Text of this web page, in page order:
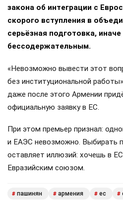
закона об интеграции с
скорого вступления в
серьёзная подготовка,
бессодержательным.
«Невозможно вывести этот
без институциональной
даже после этого Армении
официальную заявку в ЕС.
При этом премьер признал:
и ЕАЭС невозможно. Выбирать
оставляет иллюзий: хочешь в
Евразийским союзом.
# пашинян # армения # ес #